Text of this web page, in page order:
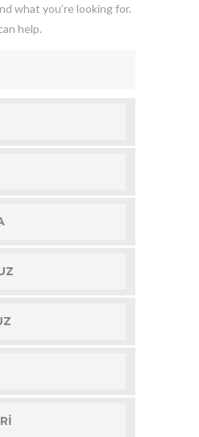
what you’re looking for.
help.